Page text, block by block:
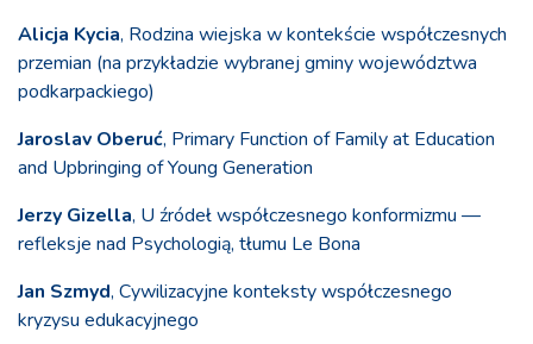
Alicja Kycia, Rodzina wiejska w kontekście współczesnych
przemian (na przykładzie wybranej gminy województwa
podkarpackiego)
Jaroslav Oberuć, Primary Function of Family at Education
and Upbringing of Young Generation
Jerzy Gizella, U źródeł współczesnego konformizmu —
refleksje nad Psychologią, tłumu Le Bona
Jan Szmyd, Cywilizacyjne konteksty współczesnego
kryzysu edukacyjnego